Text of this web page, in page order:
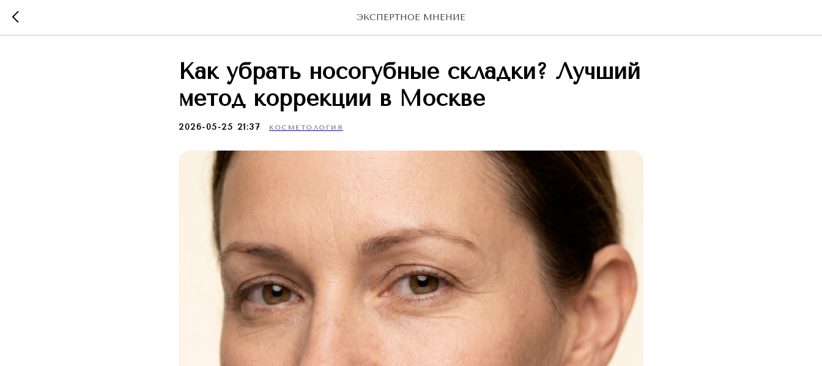
ЭКСПЕРТНОЕ МНЕНИЕ
Как убрать носогубные складки? Лучший
метод коррекции в Москве
2026-05-25 21:37 КОСМЕТОЛОГИЯ